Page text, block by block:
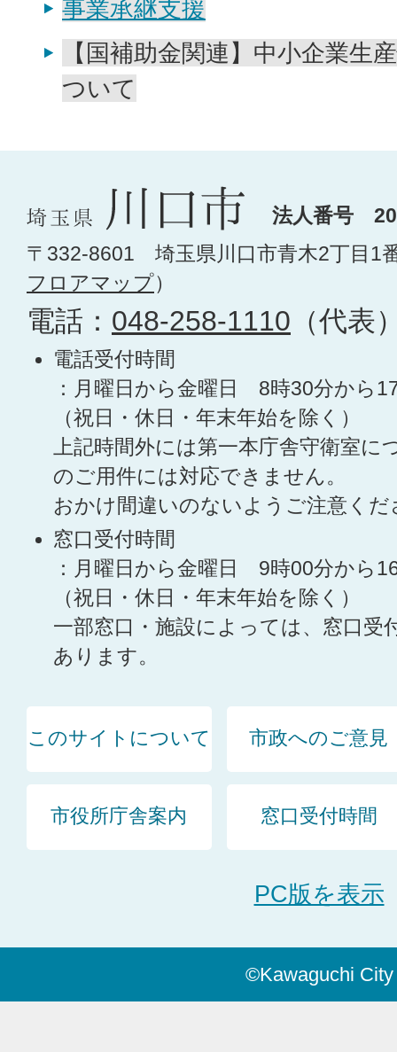
事業承継支援
【国補助金関連】中小企業生
ついて
法人番号
〒332-8601 埼玉県川口市青木2丁目1
フロアマップ）
電話： 048-258-1110 （代表
電話受付時間
：月曜日から金曜日 8時30分から
（祝日・休日・年末年始を除く）
上記時間外には第一本庁舎守衛室に
のご用件には対応できません。
おかけ間違いのないようご注意くだ
窓口受付時間
：月曜日から金曜日 9時00分から
（祝日・休日・年末年始を除く）
一部窓口・施設によっては、窓口受
あります。
このサイトについて 市政へのご意見
市役所庁舎案内 窓口受付時間
PC版を表示
©Kawaguchi City